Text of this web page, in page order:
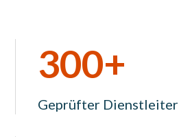
300+
Geprüfter Dienstleiter